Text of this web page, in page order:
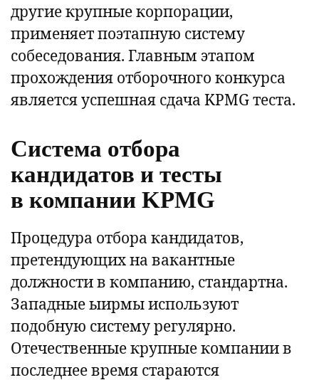
другие крупные корпорации,
применяет поэтапную систему
собеседования. Главным этапом
прохождения отборочного конкурса
является успешная сдача KPMG теста.
Система отбора
кандидатов и тесты
в компании KPMG
Процедура отбора кандидатов,
претендующих на вакантные
должности в компанию, стандартна.
Западные ыирмы используют
подобную систему регулярно.
Отечественные крупные компании в
последнее время стараются